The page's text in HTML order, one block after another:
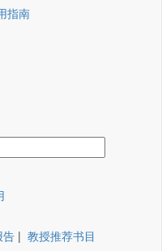
指南
告 | 教授推荐书目